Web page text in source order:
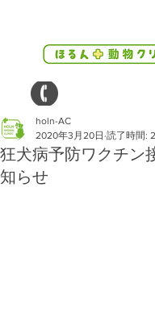
狂犬病予防ワクチン
知らせ
holn-AC
2020年3月20日 読了時間: